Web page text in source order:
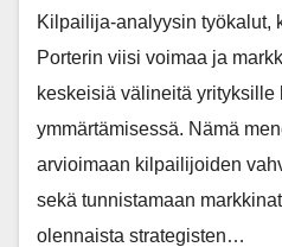
Kilpailija-analyysin työkalut,
Porterin viisi voimaa ja
keskeisiä välineitä yrityksille
ymmärtämisessä. Nämä
arvioimaan kilpailijoiden
sekä tunnistamaan
olennaista strategisten…